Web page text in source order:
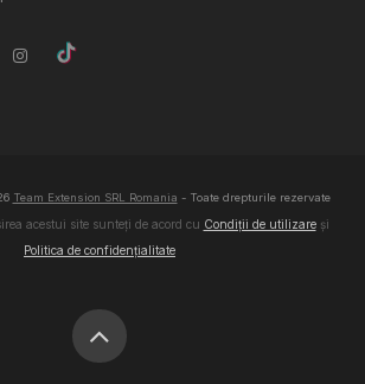
Team Extension SRL Romania - Toate drepturile rezervate
acestui site sunteți de acord cu Condiții de utilizareși
Politica de confidențialitate